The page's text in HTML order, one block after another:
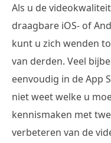
Als u de
draagbare iOS- of
kunt u zich wenden
van derden. Veel
eenvoudig in de App
niet weet welke u
kennismaken met
verbeteren van de